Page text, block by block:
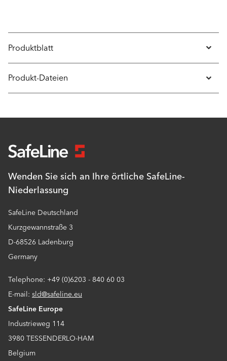
Produktblatt
Produkt-Dateien
Wenden Sie sich an Ihre örtliche SafeLine-
Niederlassung
SafeLine Deutschland
Kurzgewannstraße 3
D-68526 Ladenburg
Germany
Telephone: +49 (0)6203 - 840 60 03
E-mail: sld@safeline.eu
SafeLine Europe
Industrieweg 114
3980 TESSENDERLO-HAM
Belgium